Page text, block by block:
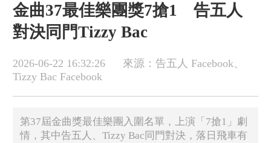
金曲37最佳樂團獎7搶1 告五人
對決同門Tizzy Bac
2026-06-22 16:32:26
來源：告五人 Facebook、
Tizzy Bac Facebook
第37屆金曲獎最佳樂團入圍名單，上演「7搶1」劇
情，其中告五人、Tizzy Bac同門對決，落日飛車有